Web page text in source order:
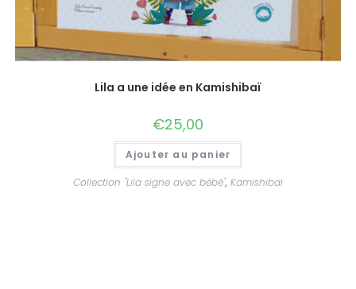
Lila a une idée en Kamishibaï
€25,00
Ajouter au panier
Collection "Lila signe avec bébé", Kamishibaï